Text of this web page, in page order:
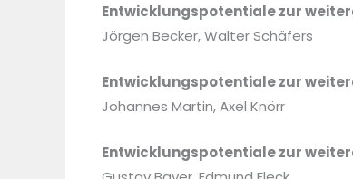
Entwicklungspotentiale zur
Jörgen Becker, Walter Schäfers
Entwicklungspotentiale zur
Johannes Martin, Axel Knörr
Entwicklungspotentiale zur